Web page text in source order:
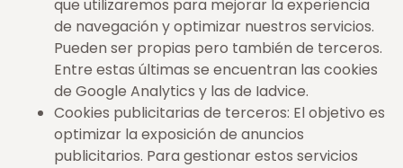
que utilizaremos para mejorar la experiencia
de navegación y optimizar nuestros servicios.
Pueden ser propias pero también de terceros.
Entre estas últimas se encuentran las cookies
de Google Analytics y las de Iadvice.
Cookies publicitarias de terceros: El objetivo es
optimizar la exposición de anuncios
publicitarios. Para gestionar estos servicios